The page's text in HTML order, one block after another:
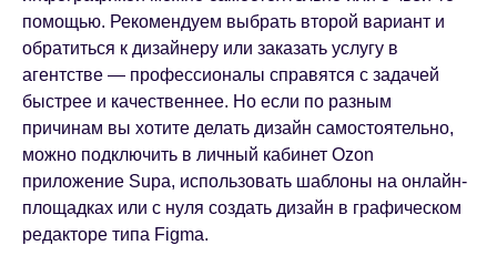
помощью. Рекомендуем выбрать второй вариант и
обратиться к дизайнеру или заказать услугу в
агентстве — профессионалы справятся с задачей
быстрее и качественнее. Но если по разным
причинам вы хотите делать дизайн самостоятельно,
можно подключить в личный кабинет Ozon
приложение Supa, использовать шаблоны на онлайн-
площадках или с нуля создать дизайн в графическом
редакторе типа Figma.